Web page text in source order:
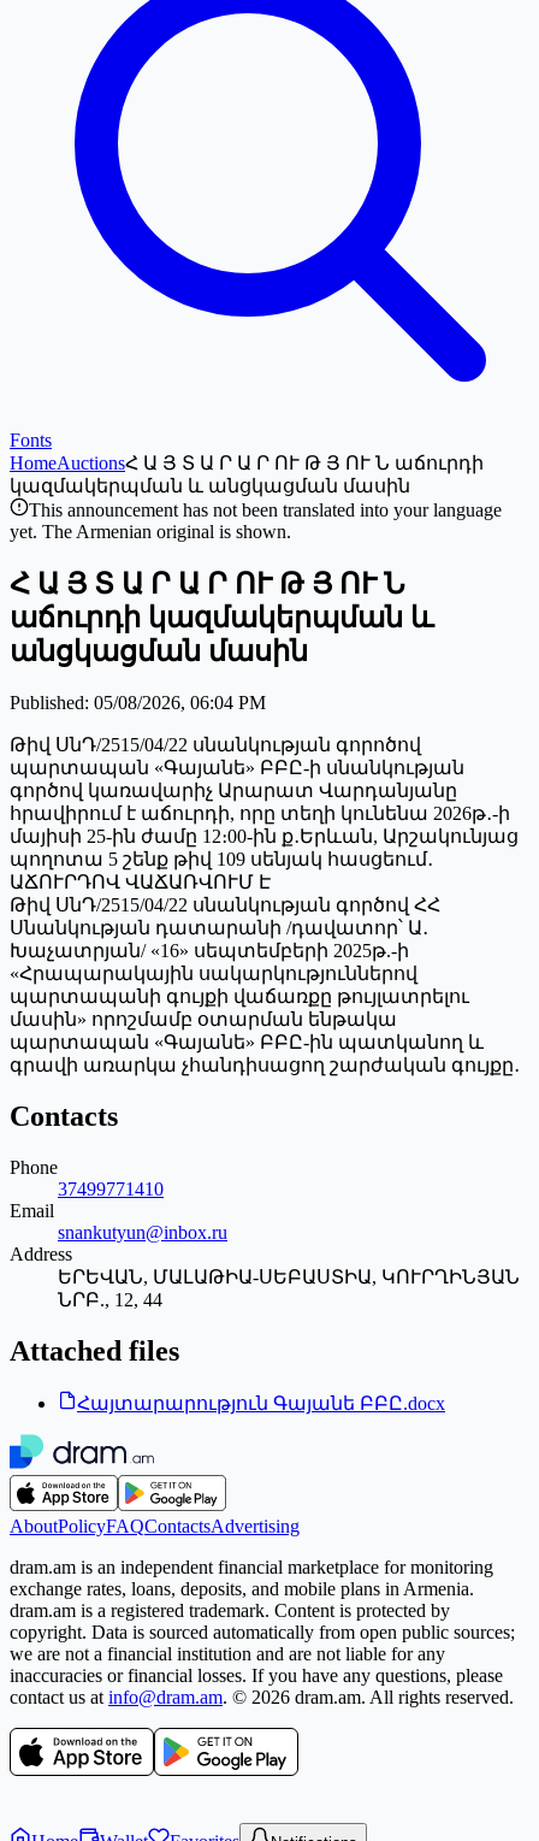
Fonts
HomeAuctionsՀ Ա Յ Տ Ա Ր Ա Ր ՈՒ Թ Յ ՈՒ Ն աճուրդի
կազմակերպման և անցկացման մասին
This announcement has not been translated into your language
yet. The Armenian original is shown.
Հ Ա Յ Տ Ա Ր Ա Ր ՈՒ Թ Յ ՈՒ Ն
աճուրդի կազմակերպման և
անցկացման մասին
Published: 05/08/2026, 06:04 PM
Թիվ ՍնԴ/2515/04/22 սնանկության գորոծով
պարտապան «Գայանե» ԲԲԸ-ի սնանկության
գործով կառավարիչ Արարատ Վարդանյանը
հրավիրում է աճուրդի, որը տեղի կունենա 2026թ․-ի
մայիսի 25-ին ժամը 12։00-ին ք․Երևան, Արշակունյաց
պողոտա 5 շենք թիվ 109 սենյակ հասցեում․
ԱՃՈՒՐԴՈՎ ՎԱՃԱՌՎՈՒՄ Է
Թիվ ՍնԴ/2515/04/22 սնանկության գործով ՀՀ
Սնանկության դատարանի /դավատոր՝ Ա․
Խաչատրյան/ «16» սեպտեմբերի 2025թ.-ի
«Հրապարակային սակարկություններով
պարտապանի գույքի վաճառքը թույլատրելու
մասին» որոշմամբ օտարման ենթակա
պարտապան «Գայանե» ԲԲԸ-ին պատկանող և
գրավի առարկա չհանդիսացող շարժական գույքը․
Contacts
Phone
37499771410
Email
snankutyun@inbox.ru
Address
ԵՐԵՎԱՆ, ՄԱԼԱԹԻԱ-ՍԵԲԱՍՏԻԱ, ԿՈՒՐՂԻՆՅԱՆ
ՆՐԲ., 12, 44
Attached files
Հայտարարություն Գայանե ԲԲԸ.docx
AboutPolicyFAQContactsAdvertising
dram.am is an independent financial marketplace for monitoring
exchange rates, loans, deposits, and mobile plans in Armenia.
dram.am is a registered trademark. Content is protected by
copyright. Data is sourced automatically from open public sources;
we are not a financial institution and are not liable for any
inaccuracies or financial losses. If you have any questions, please
contact us at info@dram.am. © 2026 dram.am. All rights reserved.